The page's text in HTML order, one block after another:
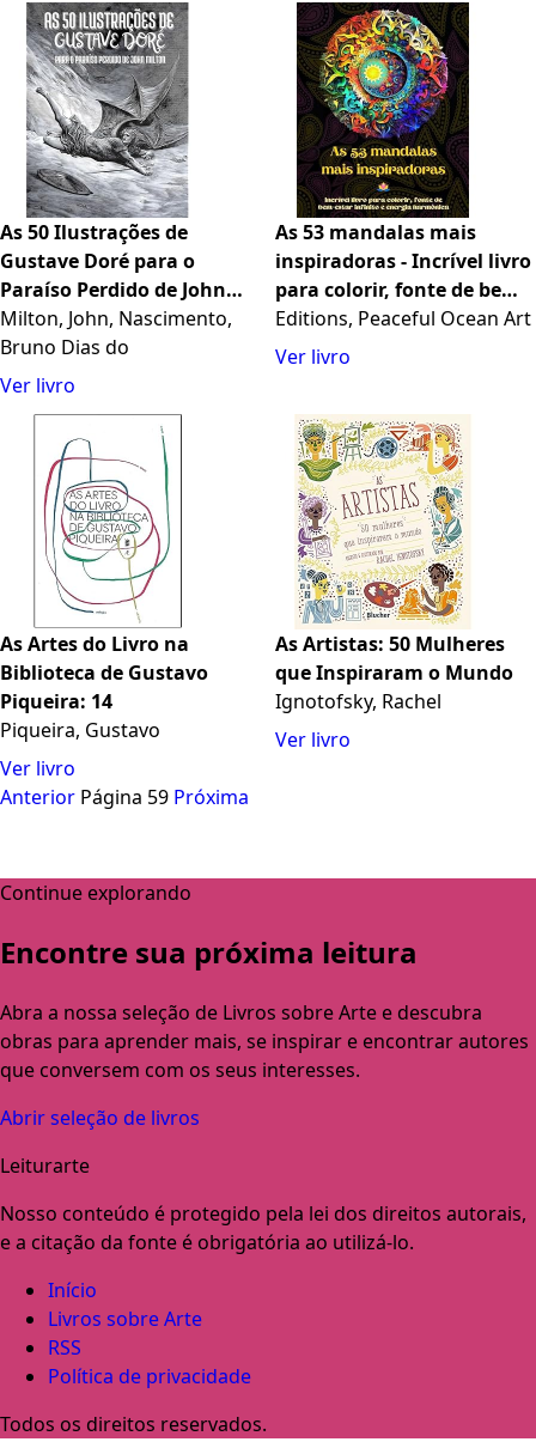
As 50 Ilustrações de
Gustave Doré para o
Paraíso Perdido de John
Milton: Descrições e
Citações em Português
(Portuguese Edition)
Milton, John, Nascimento,
Bruno Dias do
Ver livro
As 53 mandalas mais
inspiradoras - Incrível livro
para colorir, fonte de bem-
estar infinito e energia
harmônica: Ferramenta
criatividade
Editions, Peaceful Ocean Art
Ver livro
As Artes do Livro na
Biblioteca de Gustavo
Piqueira: 14
Piqueira, Gustavo
Ver livro
As Artistas: 50 Mulheres
que Inspiraram o Mundo
Ignotofsky, Rachel
Ver livro
Anterior Página 59 Próxima
Continue explorando
Encontre sua próxima leitura
Abra a nossa seleção de Livros sobre Arte e descubra
obras para aprender mais, se inspirar e encontrar autores
que conversem com os seus interesses.
Abrir seleção de livros
Leiturarte
Nosso conteúdo é protegido pela lei dos direitos autorais,
e a citação da fonte é obrigatória ao utilizá-lo.
Início
Livros sobre Arte
RSS
Política de privacidade
Todos os direitos reservados.